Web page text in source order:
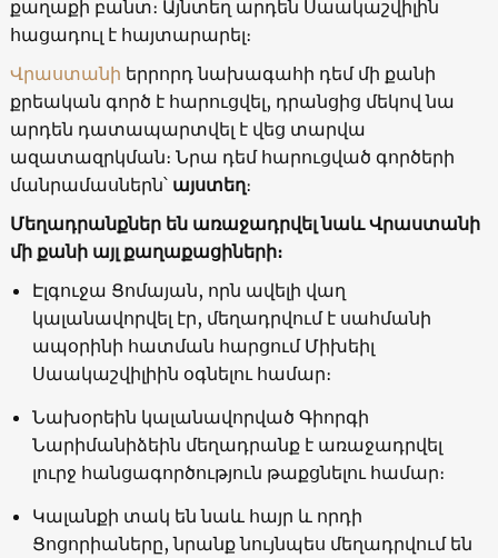
քաղաքի բանտ։ Այնտեղ արդեն Սաակաշվիլին
հացադուլ է հայտարարել։
Վրաստանի երրորդ նախագահի դեմ մի քանի
քրեական գործ է հարուցվել, դրանցից մեկով նա
արդեն դատապարտվել է վեց տարվա
ազատազրկման։ Նրա դեմ հարուցված գործերի
մանրամասներն՝այստեղ։
Մեղադրանքներ են առաջադրվել նաև Վրաստանի
մի քանի այլ քաղաքացիների։
Էլգուջա Ցոմայան, որն ավելի վաղ
կալանավորվել էր, մեղադրվում է սահմանի
ապօրինի հատման հարցում Միխեիլ
Սաակաշվիլիին օգնելու համար։
Նախօրեին կալանավորված Գիորգի
Նարիմանիձեին մեղադրանք է առաջադրվել
լուրջ հանցագործություն թաքցնելու համար։
Կալանքի տակ են նաև հայր և որդի
Ցոցորիաները, նրանք նույնպես մեղադրվում են